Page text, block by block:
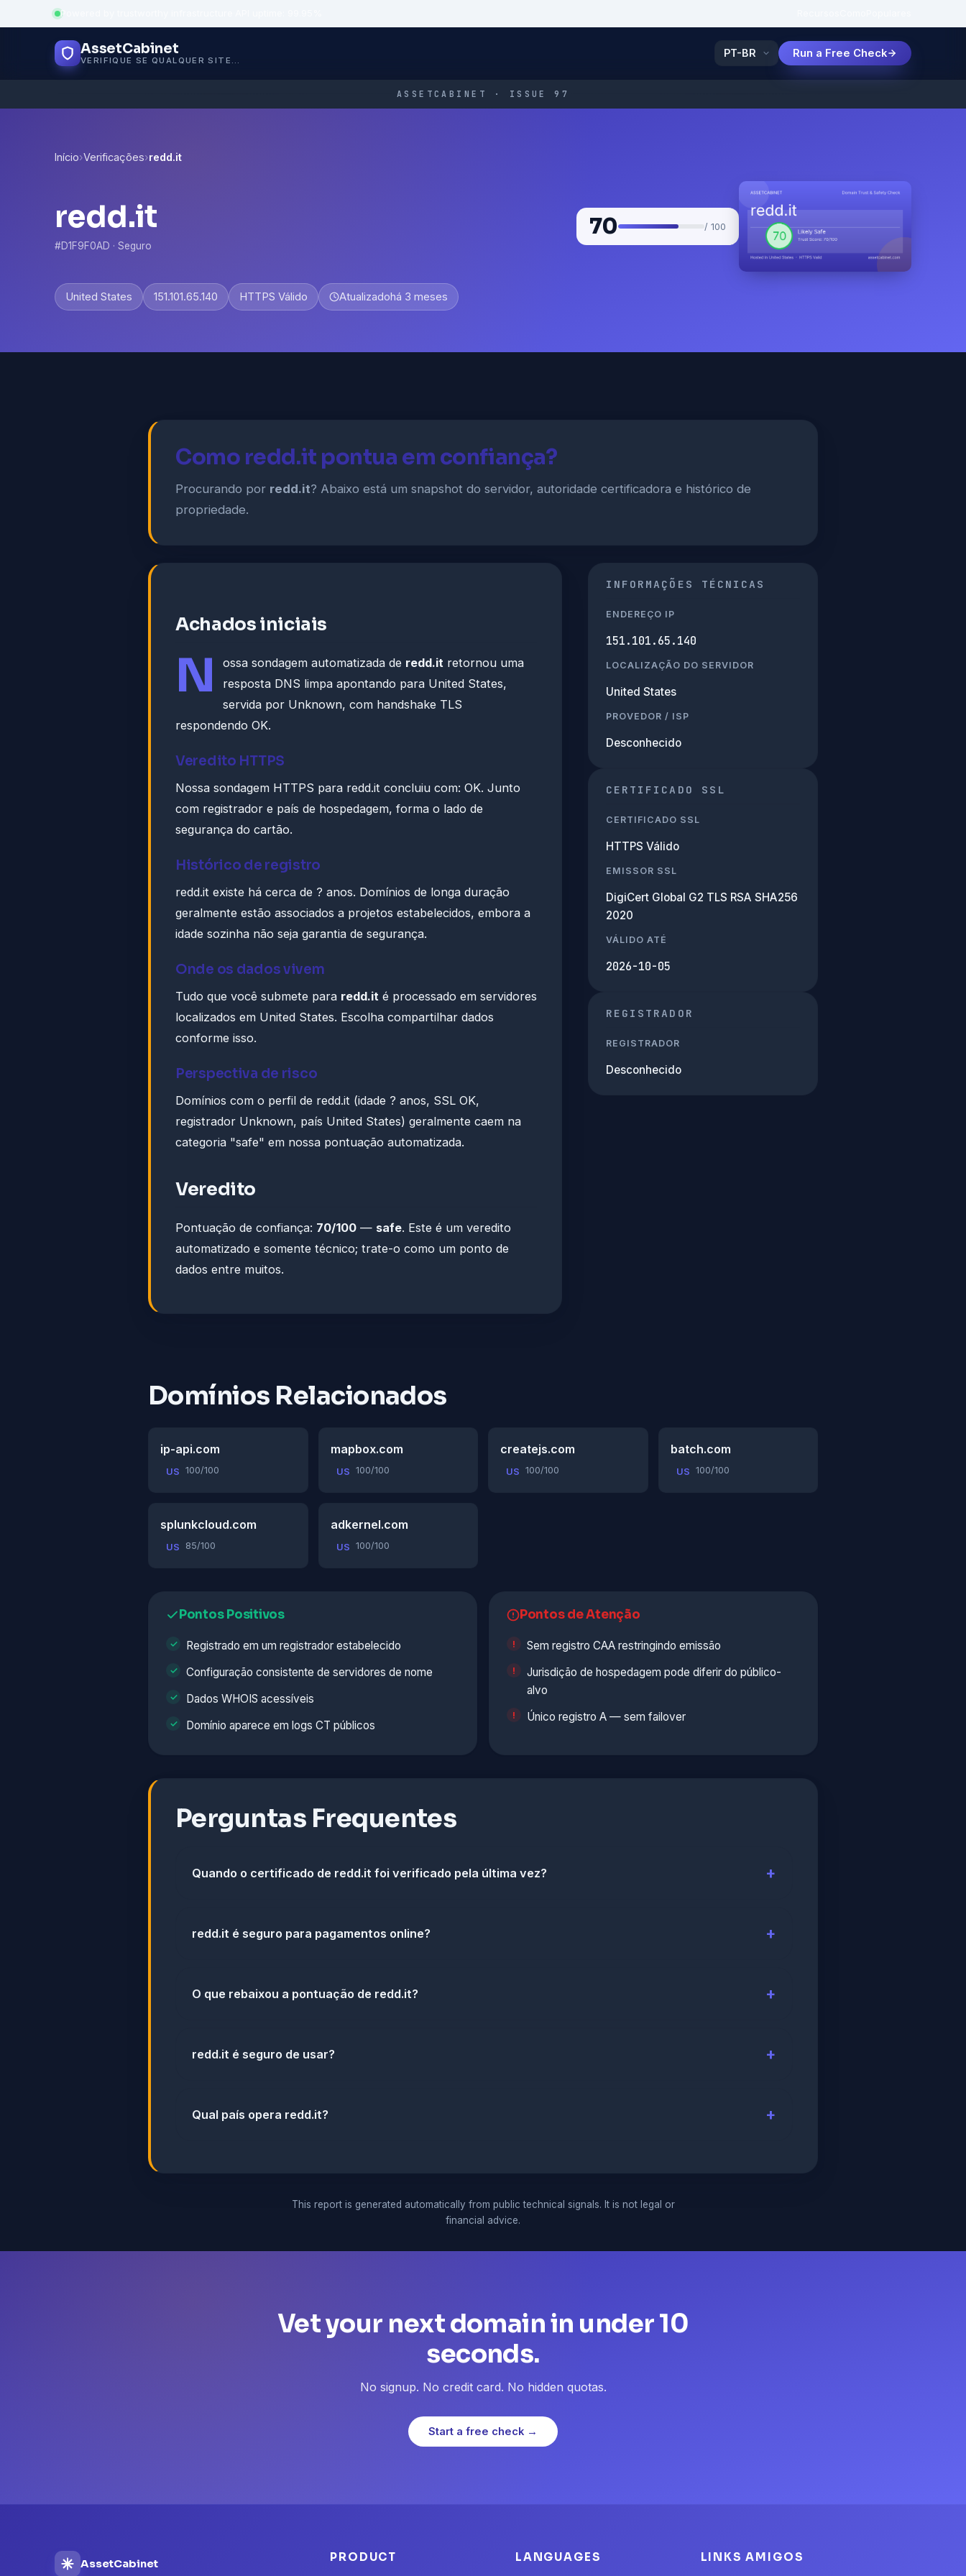
Powered by trustworthy infrastructure
AssetCabinet
VERIFIQUE SE QUALQUER SITE É SEGURO
Run a Free Check
ASSETCABINET · ISSUE 97
Início›Verificações›redd.it
redd.it
#D1F9F0AD · Seguro
70 / 100
United States 151.101.65.140 HTTPS Válido Atualizadohá 3 meses
Como redd.it pontua em confiança?
Procurando por redd.it? Abaixo está um snapshot do servidor, autoridade certificadora e histórico de
propriedade.
Achados iniciais
N ossa sondagem automatizada de redd.it retornou uma
resposta DNS limpa apontando para United States,
servida por Unknown, com handshake TLS
respondendo OK.
Veredito HTTPS
Nossa sondagem HTTPS para redd.it concluiu com: OK. Junto
com registrador e país de hospedagem, forma o lado de
segurança do cartão.
Histórico de registro
redd.it existe há cerca de ? anos. Domínios de longa duração
geralmente estão associados a projetos estabelecidos, embora a
idade sozinha não seja garantia de segurança.
Onde os dados vivem
Tudo que você submete para redd.it é processado em servidores
localizados em United States. Escolha compartilhar dados
conforme isso.
Perspectiva de risco
Domínios com o perfil de redd.it (idade ? anos, SSL OK,
registrador Unknown, país United States) geralmente caem na
categoria "safe" em nossa pontuação automatizada.
Veredito
Pontuação de confiança: 70/100 — safe. Este é um veredito
automatizado e somente técnico; trate-o como um ponto de
dados entre muitos.
INFORMAÇÕES TÉCNICAS
ENDEREÇO IP
151.101.65.140
LOCALIZAÇÃO DO SERVIDOR
United States
PROVEDOR / ISP
Desconhecido
CERTIFICADO SSL
CERTIFICADO SSL
HTTPS Válido
EMISSOR SSL
DigiCert Global G2 TLS RSA SHA256
2020
VÁLIDO ATÉ
2026-10-05
REGISTRADOR
REGISTRADOR
Desconhecido
Domínios Relacionados
ip-api.com
US 100/100
mapbox.com
US 100/100
createjs.com
US 100/100
batch.com
US 100/100
splunkcloud.com
US 85/100
adkernel.com
US 100/100
Pontos Positivos
Registrado em um registrador estabelecido
Configuração consistente de servidores de nome
Dados WHOIS acessíveis
Domínio aparece em logs CT públicos
Pontos de Atenção
Sem registro CAA restringindo emissão
Jurisdição de hospedagem pode diferir do público-
alvo
Único registro A — sem failover
Perguntas Frequentes
Quando o certificado de redd.it foi verificado pela última vez?
redd.it é seguro para pagamentos online?
O que rebaixou a pontuação de redd.it?
redd.it é seguro de usar?
Qual país opera redd.it?
This report is generated automatically from public technical signals. It is not legal or
financial advice.
Vet your next domain in under 10
seconds.
No signup. No credit card. No hidden quotas.
Start a free check →
AssetCabinet PRODUCT LANGUAGES LINKS AMIGOS